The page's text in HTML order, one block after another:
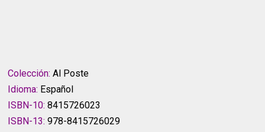
Colección:Al Poste
Idioma: Español
ISBN-10: 8415726023
ISBN-13:978-8415726029